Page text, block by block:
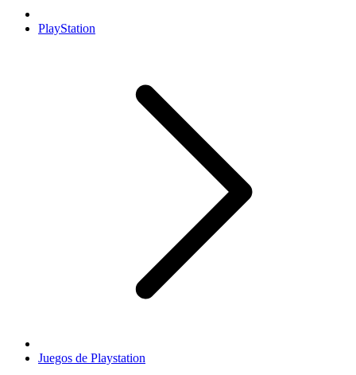
PlayStation
Juegos de Playstation